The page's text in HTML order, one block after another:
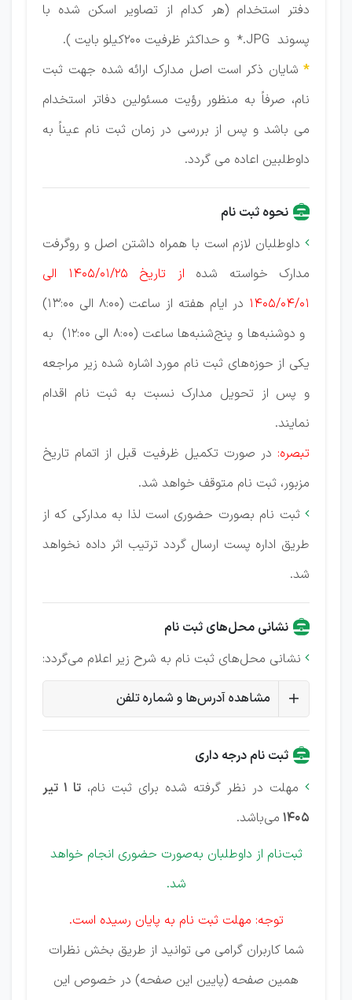
دفتر استخدام (هر کدام از تصاویر اسکن شده با
پسوند JPG.* و حداکثر ظرفیت 200کیلو بایت ).
* شایان ذکر است اصل مدارک ارائه شده جهت ثبت
نام، صرفاً به منظور رؤیت مسئولین دفاتر استخدام
می باشد و پس از بررسی در زمان ثبت نام عیناً به
داوطلبین اعاده می گردد.
نحوه ثبت نام
 داوطلبان لازم است با همراه داشتن اصل و روگرفت
مدارک خواسته شده
از تاریخ 1405/01/25 الی
1405/04/01
در ایام هفته از ساعت (8:00 الی 13:00)
و دوشنبه‌ها و پنج‌شنبه‌ها ساعت (8:00 الی 12:00) به
یکی از حوزه‌های ثبت نام مورد اشاره شده زیر مراجعه
و پس از تحویل مدارک نسبت به ثبت نام اقدام
نمایند.
تبصره: در صورت تکمیل ظرفیت قبل از اتمام تاریخ
مزبور، ثبت نام متوقف خواهد شد.
 ثبت نام بصورت حضوری است لذا به مدارکی که از
طریق اداره پست ارسال گردد ترتیب اثر داده نخواهد
شد.
نشانی محل‌های ثبت نام
 نشانی محل‌های ثبت نام به شرح زیر اعلام می‌گردد:
مشاهده آدرس‌ها و شماره تلفن
ثبت نام درجه داری
 مهلت در نظر گرفته شده برای ثبت نام،
تا 1 تیر
1405 می‌باشد.
ثبت‌نام از داوطلبان به‌صورت حضوری انجام خواهد
شد.
توجه: مهلت ثبت نام به پایان رسیده است.
شما کاربران گرامی می توانید از طریق بخش نظرات
همین صفحه (پایین این صفحه) در خصوص این